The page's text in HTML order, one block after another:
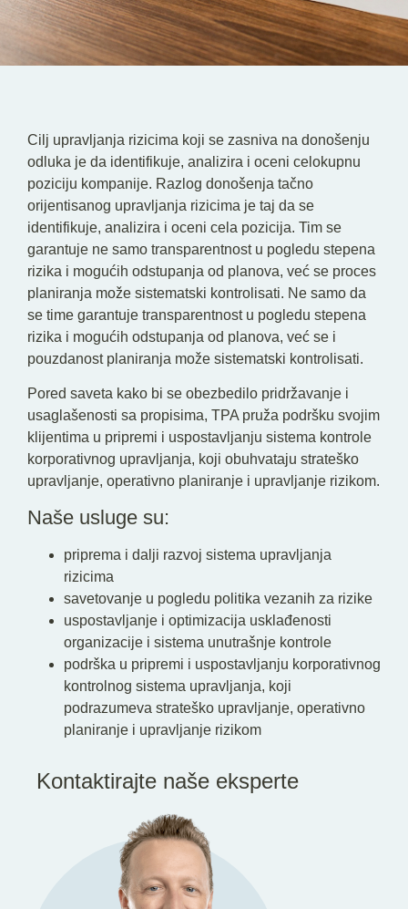
SR
EN
Cilj upravljanja rizicima koji se zasniva na donošenju
odluka je da identifikuje, analizira i oceni celokupnu
poziciju kompanije. Razlog donošenja tačno
orijentisanog upravljanja rizicima je taj da se
identifikuje, analizira i oceni cela pozicija. Tim se
garantuje ne samo transparentnost u pogledu stepena
rizika i mogućih odstupanja od planova, već se proces
planiranja može sistematski kontrolisati. Ne samo da
se time garantuje transparentnost u pogledu stepena
rizika i mogućih odstupanja od planova, već se i
pouzdanost planiranja može sistematski kontrolisati.
Pored saveta kako bi se obezbedilo pridržavanje i
usaglašenosti sa propisima, TPA pruža podršku svojim
klijentima u pripremi i uspostavljanju sistema kontrole
korporativnog upravljanja, koji obuhvataju strateško
upravljanje, operativno planiranje i upravljanje rizikom.
Naše usluge su:
priprema i dalji razvoj sistema upravljanja
rizicima
savetovanje u pogledu politika vezanih za rizike
uspostavljanje i optimizacija usklađenosti
organizacije i sistema unutrašnje kontrole
podrška u pripremi i uspostavljanju korporativnog
kontrolnog sistema upravljanja, koji
podrazumeva strateško upravljanje, operativno
planiranje i upravljanje rizikom
Kontaktirajte naše eksperte